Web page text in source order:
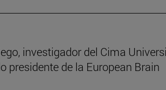
investigador del Cima
presidente de la European Brain